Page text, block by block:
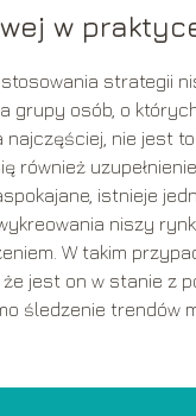
w
strategii
grupy osób, o
najczęściej, nie jest
również
istnieje
niszy
W takim
jest on w stanie z
śledzenie trendów